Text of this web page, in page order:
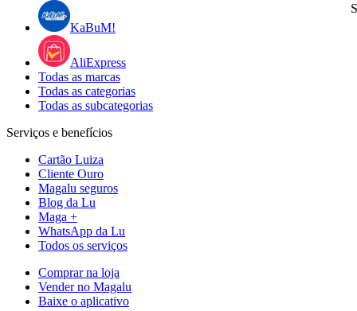
KaBuM!
AliExpress
Todas as marcas
Todas as categorias
Todas as subcategorias
Serviços e benefícios
Cartão Luiza
Cliente Ouro
Magalu seguros
Blog da Lu
Maga +
WhatsApp da Lu
Todos os serviços
Comprar na loja
Vender no Magalu
Baixe o aplicativo